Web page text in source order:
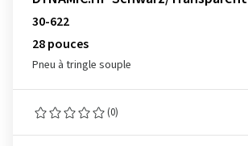
30-622
28 pouces
Pneu à tringle souple
(0)